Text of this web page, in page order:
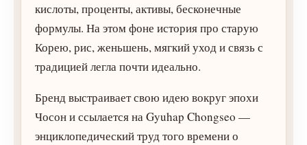
кислоты, проценты, активы, бесконечные
формулы. На этом фоне история про старую
Корею, рис, женьшень, мягкий уход и связь с
традицией легла почти идеально.
Бренд выстраивает свою идею вокруг эпохи
Чосон и ссылается на Gyuhap Chongseo —
энциклопедический труд того времени о